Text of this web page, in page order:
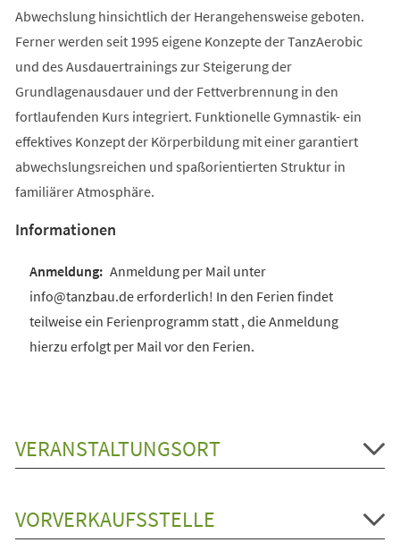
Abwechslung hinsichtlich der Herangehensweise geboten.
Ferner werden seit 1995 eigene Konzepte der TanzAerobic
und des Ausdauertrainings zur Steigerung der
Grundlagenausdauer und der Fettverbrennung in den
fortlaufenden Kurs integriert. Funktionelle Gymnastik- ein
effektives Konzept der Körperbildung mit einer garantiert
abwechslungsreichen und spaßorientierten Struktur in
familiärer Atmosphäre.
Informationen
Anmeldung per Mail unter
info@tanzbau.de erforderlich! In den Ferien findet
teilweise ein Ferienprogramm statt , die Anmeldung
hierzu erfolgt per Mail vor den Ferien.
VERANSTALTUNGSORT
VORVERKAUFSSTELLE